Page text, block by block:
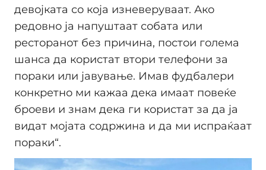
девојката со која изневеруваат. Ако
редовно ја напуштаат собата или
ресторанот без причина, постои голема
шанса да користат втори телефони за
пораки или јавување. Имав фудбалери
конкретно ми кажаа дека имаат повеќе
броеви и знам дека ги користат за да ја
видат мојата содржина и да ми испраќаат
пораки“.